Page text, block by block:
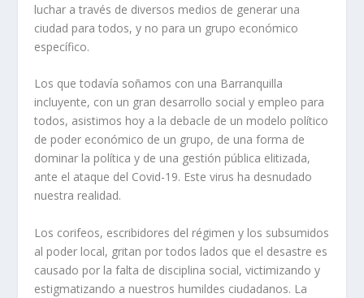
luchar a través de diversos medios de generar una
ciudad para todos, y no para un grupo económico
específico.
Los que todavía soñamos con una Barranquilla
incluyente, con un gran desarrollo social y empleo para
todos, asistimos hoy a la debacle de un modelo político
de poder económico de un grupo, de una forma de
dominar la política y de una gestión pública elitizada,
ante el ataque del Covid-19. Este virus ha desnudado
nuestra realidad.
Los corifeos, escribidores del régimen y los subsumidos
al poder local, gritan por todos lados que el desastre es
causado por la falta de disciplina social, victimizando y
estigmatizando a nuestros humildes ciudadanos. La